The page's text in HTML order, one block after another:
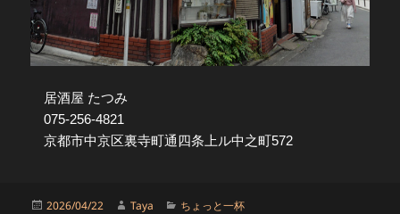
居酒屋 たつみ
075-256-4821
京都市中京区裏寺町通四条上ル中之町572
投
2026/04/22
作
Taya
カ
ちょっと一杯